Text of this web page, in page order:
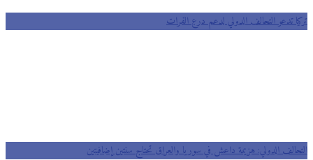
تركيا تدعو التحالف الدولي لدعم درع الفرات
التحالف الدولي: هزيمة داعش في سوريا والعراق تحتاج سنتين إضافيتين